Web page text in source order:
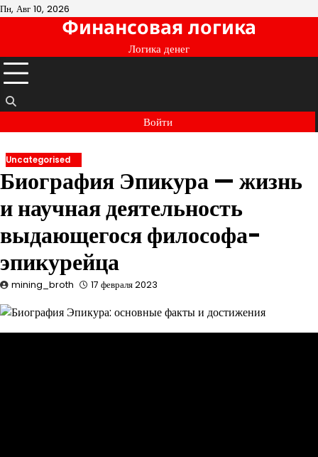
Перейти
Пн, Авг 10, 2026
Финансовая логика
Логика денег
Войти
Uncategorised
Биография Эпикура — жизнь
и научная деятельность
выдающегося философа-
эпикурейца
mining_broth 17 февраля 2023